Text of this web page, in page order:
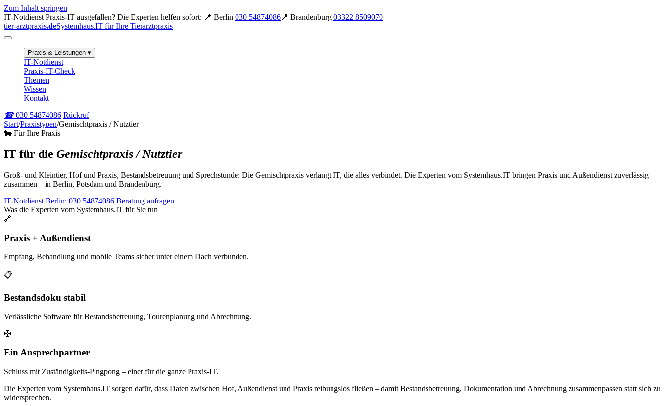
Zum Inhalt springen
IT-Notdienst Praxis-IT ausgefallen? Die Experten helfen sofort: 📍 Berlin 030 54874086 📍 Brandenburg 03322 8509070
tier-arztpraxis.deSystemhaus.IT für Ihre Tierarztpraxis
Praxis & Leistungen ▾
IT-Notdienst
Praxis-IT-Check
Themen
Wissen
Kontakt
☎030 54874086 Rückruf
Start/Praxistypen/Gemischtpraxis / Nutztier
🐄 Für Ihre Praxis
IT für die Gemischtpraxis / Nutztier
Groß- und Kleintier, Hof und Praxis, Bestandsbetreuung und Sprechstunde: Die Gemischtpraxis verlangt IT, die alles verbindet. Die Experten vom Systemhaus.IT bringen Praxis und Außendienst zuverlässig
zusammen – in Berlin, Potsdam und Brandenburg.
IT-Notdienst Berlin: 030 54874086 Beratung anfragen
Was die Experten vom Systemhaus.IT für Sie tun
🔗
Praxis + Außendienst
Empfang, Behandlung und mobile Teams sicher unter einem Dach verbunden.
📋
Bestandsdoku stabil
Verlässliche Software für Bestandsbetreuung, Tourenplanung und Abrechnung.
🛟
Ein Ansprechpartner
Schluss mit Zuständigkeits-Pingpong – einer für die ganze Praxis-IT.
Die Experten vom Systemhaus.IT sorgen dafür, dass Daten zwischen Hof, Außendienst und Praxis reibungslos fließen – damit Bestandsbetreuung, Dokumentation und Abrechnung zusammenpassen statt sich zu
widersprechen.